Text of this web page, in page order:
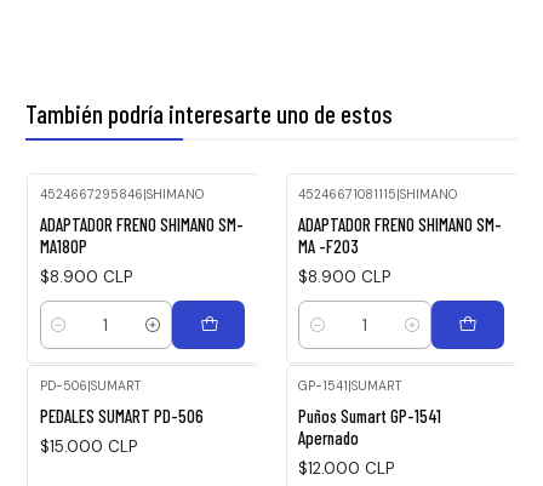
También podría interesarte uno de estos
4524667295846 SHIMANO
ADAPTADOR FRENO SHIMANO SM-
MA180P
$8.900 CLP
Cantidad
45246671081115 SHIMANO
ADAPTADOR FRENO SHIMANO SM-
MA -F203
$8.900 CLP
Cantidad
PD-506|SUMART
PEDALES SUMART PD-506
$15.000 CLP
GP-1541|SUMART
Puños Sumart GP-1541
Apernado
$12.000 CLP